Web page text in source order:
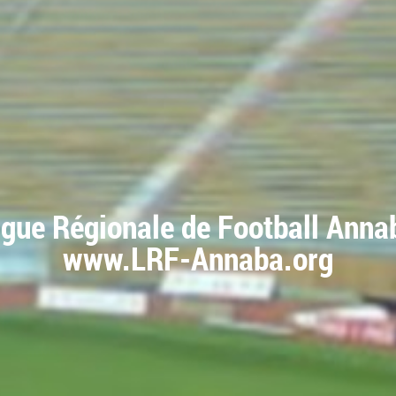
Régionale de Football
www.LRF-Annaba.org